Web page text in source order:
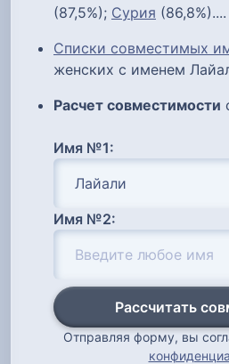
(87,5%); Сурия (86,8%)....
Списки совместимых
женских с именем
Расчет совместимости
Имя №1:
Имя №2:
Рассчитать
Отправляя форму, вы